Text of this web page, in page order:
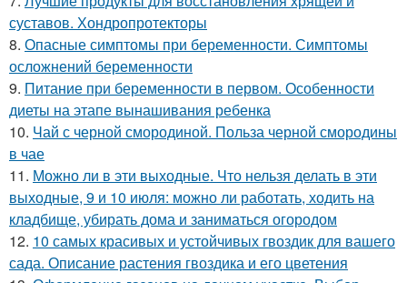
суставов. Хондропротекторы
8. Опасные симптомы при беременности. Симптомы
осложнений беременности
9. Питание при беременности в первом. Особенности
диеты на этапе вынашивания ребенка
10. Чай с черной смородиной. Польза черной смородины
в чае
11. Можно ли в эти выходные. Что нельзя делать в эти
выходные, 9 и 10 июля: можно ли работать, ходить на
кладбище, убирать дома и заниматься огородом
12. 10 самых красивых и устойчивых гвоздик для вашего
сада. Описание растения гвоздика и его цветения